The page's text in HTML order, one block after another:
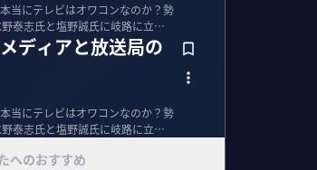
当にテレビはオワコンなのか？勢
泰志氏と塩野誠氏に岐路に立つ
ディアと放送局の
当にテレビはオワコンなのか？勢
泰志氏と塩野誠氏に岐路に立つ
へのおすすめ